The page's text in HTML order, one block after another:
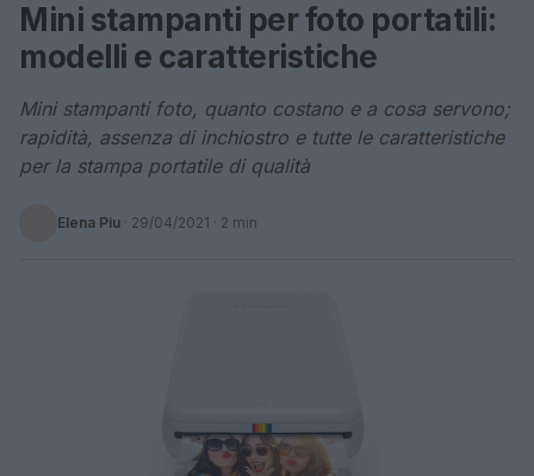
Mini stampanti per foto portatili:
modelli e caratteristiche
Mini stampanti foto, quanto costano e a cosa servono;
rapidità, assenza di inchiostro e tutte le caratteristiche
per la stampa portatile di qualità
Elena Piu · 29/04/2021 · 2 min